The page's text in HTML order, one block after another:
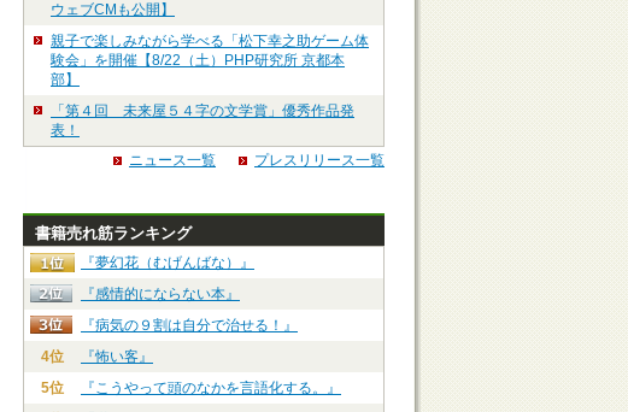
ウェブCMも公開】
親子で楽しみながら学べる「松下幸之助ゲーム体
験会」を開催【8/22（土）PHP研究所 京都本
部】
「第４回 未来屋５４字の文学賞」優秀作品発
表！
ニュース一覧
プレスリリース一覧
書籍売れ筋ランキング
『夢幻花（むげんばな）』
『感情的にならない本』
『病気の９割は自分で治せる！』
4位
『怖い客』
5位
『こうやって頭のなかを言語化する。』